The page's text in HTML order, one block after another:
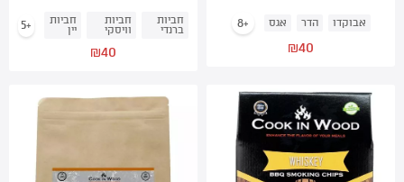
אבוקדו הדר אגס +8
₪40
חביות
ברנדי
חביות
וויסקי
חביות
יין
+5
₪40